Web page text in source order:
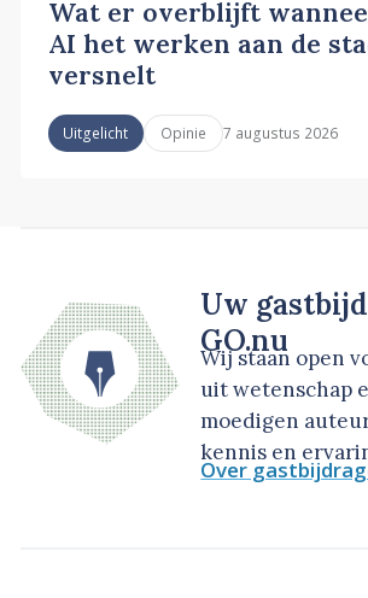
Wat er overblijft
AI het werken aan de
versnelt
Uitgelicht Opinie 7 augustus 2026
Uw
GO.nu
Wij staan open
uit wetenschap
moedigen
kennis en
Over